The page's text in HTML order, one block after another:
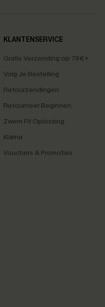
KLANTENSERVICE
Gratis Verzending op 79€+
Volg Je Bestelling
Retourzendingen
Retourneer Beginnen
Zwem Fit Oplossing
Klarna
Vouchers & Promoties